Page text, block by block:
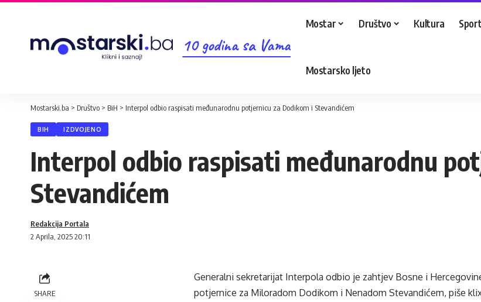
10 godina sa Vama
Mostar Društvo Kultura Sport
Mostarsko ljeto
Mostarski.ba > Društvo > BiH > Interpol odbio raspisati međunarodnu potjernicu za Dodikom i Stevandićem
BIH IZDVOJENO
Interpol odbio raspisati međunarodnu
Stevandićem
2 Aprila, 2025 20:11
Redakcija Portala
SHARE
Generalni sekretarijat Interpola odbio je zahtjev Bosne i
potjernice za Miloradom Dodikom i Nenadom Stevandićem, piše